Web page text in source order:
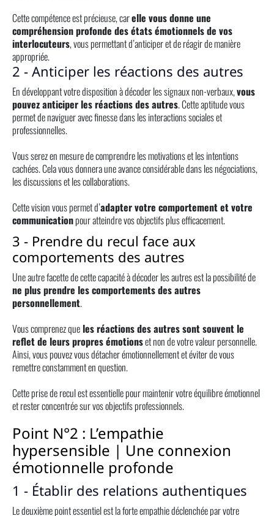
Cette compétence est précieuse, carelle vous donne une
compréhension profonde des états émotionnels de vos
interlocuteurs, vous permettant d’anticiper et de réagir de manière
appropriée.
2 - Anticiper les réactions des autres
En développant votre disposition à décoder les signaux non-verbaux,vous
pouvez anticiper les réactions des autres. Cette aptitude vous
permet de naviguer avec finesse dans les interactions sociales et
professionnelles.
Vous serez en mesure de comprendre les motivations et les intentions
cachées. Cela vous donnera une avance considérable dans les négociations,
les discussions et les collaborations.
Cette vision vous permet d’adapter votre comportement et votre
communicationpour atteindre vos objectifs plus efficacement.
3 - Prendre du recul face aux
comportements des autres
Une autre facette de cette capacité à décoder les autres est la possibilité de
ne plus prendre les comportements des autres
personnellement.
Vous comprenez que les réactions des autres sont souvent le
reflet de leurs propres émotionset non de votre valeur personnelle.
Ainsi, vous pouvez vous détacher émotionnellement et éviter de vous
remettre constamment en question.
Cette prise de recul est essentielle pour maintenir votre équilibre émotionnel
et rester concentrée sur vos objectifs professionnels.
Point N°2 : L’empathie
hypersensible | Une connexion
émotionnelle profonde
1 - Établir des relations authentiques
Le deuxième point essentiel est la forte empathie déclenchée par votre